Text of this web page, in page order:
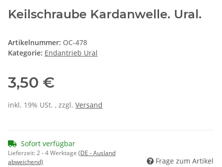
Keilschraube Kardanwelle. Ural.
Artikelnummer: OC-478
Kategorie: Endantrieb Ural
3,50 €
inkl. 19% USt. , zzgl. Versand
Sofort verfügbar
Lieferzeit:2 - 4 Werktage (DE - Ausland
abweichend)
Frage zum Artikel